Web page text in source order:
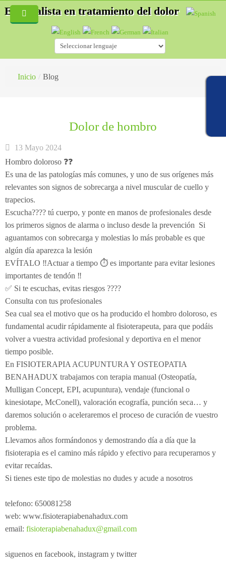
Servicios
Osteopatía deportiva
Lesiones deportivas
Acupuntura
Fisioterapia
Pediatría
Contracturas
Migrañas
Tendinitis
¿Qué es la Acupuntura?
¿Cómo es una consulta de acupuntura?
Osteopatía
¿Qué es la esteopatía?
¿Cómo trata un osteópata?
¿Cómo es una consulta de osteopatía?
¿Cuándo acudir a un osteópata?
Osteopatía pedriática
¿Con qué edad puede ir el niño al osteópata?
¿Qué tipo de síntomas ha de presentar que nos llamen
la atención?
Osteopatía en el embarazo
Osteopatía deportiva
Osteopatía odontológica
Patologías
Masaje Terapéutico
Drenaje Linfático manual
Electroterapia
Flexión-distracción Lumbar
Readaptación deportiva
Fibrolisis diacutanea
Ecografía
EPI - Epte
Especialista en tratamiento del dolor
Inicio / Blog
Dolor de hombro
13 Mayo 2024
Hombro doloroso ❓❓
Es una de las patologías más comunes, y uno de sus orígenes más
relevantes son signos de sobrecarga a nivel muscular de cuello y
trapecios.
Escucha???? tú cuerpo, y ponte en manos de profesionales desde
los primeros signos de alarma o incluso desde la prevención Si
aguantamos con sobrecarga y molestias lo más probable es que
algún día aparezca la lesión
EVÍTALO ‼️Actuar a tiempo ⏱ es importante para evitar lesiones
importantes de tendón ‼️
✅ Si te escuchas, evitas riesgos ????
Consulta con tus profesionales
Sea cual sea el motivo que os ha producido el hombro doloroso, es
fundamental acudir rápidamente al fisioterapeuta, para que podáis
volver a vuestra actividad profesional y deportiva en el menor
tiempo posible.
En FISIOTERAPIA ACUPUNTURA Y OSTEOPATIA
BENAHADUX trabajamos con terapia manual (Osteopatía,
Mulligan Concept, EPI, acupuntura), vendaje (funcional o
kinesiotape, McConell), valoración ecografía, punción seca… y
daremos solución o aceleraremos el proceso de curación de vuestro
problema.
Llevamos años formándonos y demostrando día a día que la
fisioterapia es el camino más rápido y efectivo para recuperarnos y
evitar recaídas.
Si tienes este tipo de molestias no dudes y acude a nosotros
telefono: 650081258
web: www.fisioterapiabenahadux.com
email: fisioterapiabenahadux@gmail.com
siguenos en facebook, instagram y twitter